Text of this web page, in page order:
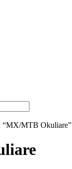
“MX/MTB Okuliare”